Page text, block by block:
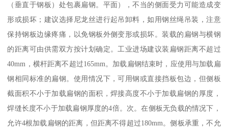
（垂直于钢板）处包裹扁钢。平面），不当的侧面受力可能造成变
形或损坏；建议选择尼龙丝进行起吊卸料，如用钢丝绳吊装，注意
保持钢板边缘疼痛，以免钢板外侧变形或损坏。装载的扁钢与横钢
的距离可由供需双方按计划确定。工业进场建议装扁钢距离不超过
40mm，横杆距离不超过165mm。加载扁钢结束时，应使用与加载扁
钢相同标准的扁钢。使用情况下，可用钢或直接挡板包边，但侧板
截面积不小于加载扁钢的面积，焊接高度不小于加载扁钢的厚度，
焊缝长度不小于加载扁钢厚度的4倍。次。在侧板无负载的情况下，
允许4根加载扁钢的距离，但距离不得超过180mm。侧板承重，不允